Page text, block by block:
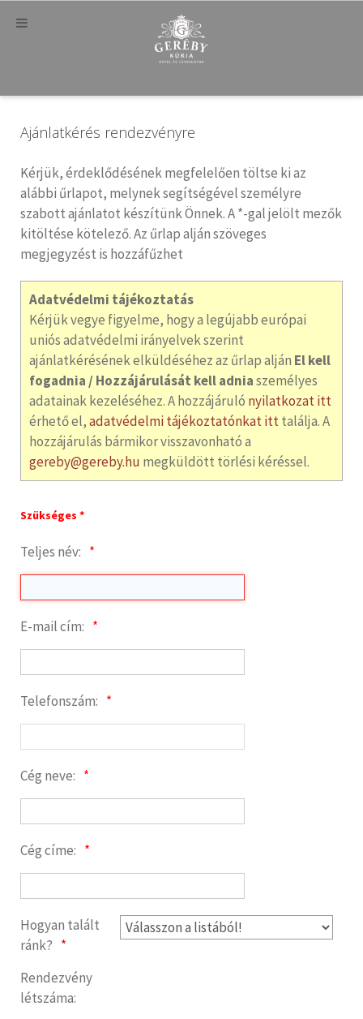
Ajánlatkérés rendezvényre
Kérjük, érdeklődésének megfelelően töltse ki az
alábbi űrlapot, melynek segítségével személyre
szabott ajánlatot készítünk Önnek. A *-gal jelölt mezők
kitöltése kötelező. Az űrlap alján szöveges
megjegyzést is hozzáfűzhet
Adatvédelmi tájékoztatás
Kérjük vegye figyelme, hogy a legújabb európai
uniós adatvédelmi irányelvek szerint
ajánlatkérésének elküldéséhez az űrlap alján El kell
fogadnia / Hozzájárulását kell adniaszemélyes
adatainak kezeléséhez. A hozzájáruló nyilatkozat itt
érhető el,adatvédelmi tájékoztatónkat itttalálja. A
hozzájárulás bármikor visszavonható a
gereby@gereby.hu megküldött törlési kéréssel.
Szükséges *
Teljes név:
E-mail cím:
Telefonszám:
Cég neve:
Cég címe:
Hogyan talált
ránk?
Rendezvény
létszáma: